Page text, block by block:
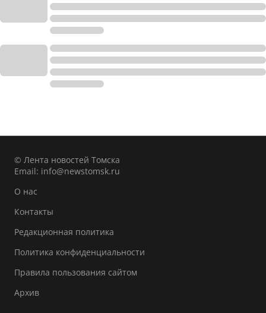
© Лента новостей Томска
Email: info@newstomsk.ru
О нас
Контакты
Редакционная политика
Политика конфиденциальности
Правила пользования сайтом
Архив